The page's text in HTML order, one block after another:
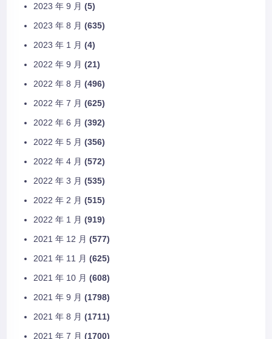
2023 年 9 月 (5)
2023 年 8 月 (635)
2023 年 1 月 (4)
2022 年 9 月 (21)
2022 年 8 月 (496)
2022 年 7 月 (625)
2022 年 6 月 (392)
2022 年 5 月 (356)
2022 年 4 月 (572)
2022 年 3 月 (535)
2022 年 2 月 (515)
2022 年 1 月 (919)
2021 年 12 月 (577)
2021 年 11 月 (625)
2021 年 10 月 (608)
2021 年 9 月 (1798)
2021 年 8 月 (1711)
2021 年 7 月 (1700)